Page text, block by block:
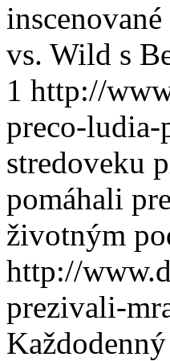
vs. Wild s
1 http://
preco-
stredoveku
pomáhali
životným
http://
prezivali-